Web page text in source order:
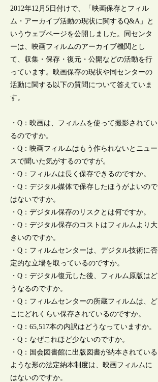
2012年12月5日付けで、「映画保存とフィル
ム・アーカイブ活動の現状に関するQ&A」と
いうウェブページを公開しました。同センタ
ーは、映画フィルムのアーカイブ機関とし
て、収集・保存・復元・公開などの活動を行
っています。映画保存の現状や同センターの
活動に関する以下の質問について答えていま
す。
・Q：映画は、フィルムを使って撮影されてい
るのですか。
・Q：映画フィルムはもう作られないとニュー
スで聞いた気がするのですが。
・Q：フィルムは長く保存できるのですか。
・Q：デジタル媒体で保存したほうがよいので
はないですか。
・Q：デジタル保存のリスクとは何ですか。
・Q：デジタル保存のコストはフィルムより大
きいのですか。
・Q：フィルムセンターは、デジタル技術に否
定的な立場を取っているのですか。
・Q：デジタル復元した後、フィルム原版はど
うなるのですか。
・Q：フィルムセンターの所蔵フィルムは、ど
こにどれくらい保存されているのですか。
・Q：65,517本の内訳はどうなっていますか。
・Q：なぜこれほど少ないのですか。
・Q：国会図書館に出版図書が納本されている
ような形の法定納本制度は、映画フィルムに
はないのですか。